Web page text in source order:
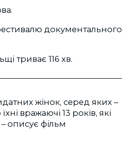
документального
триває 116 хв.
жінок, серед яких –
вражаючі 13 років, які
описує фільм